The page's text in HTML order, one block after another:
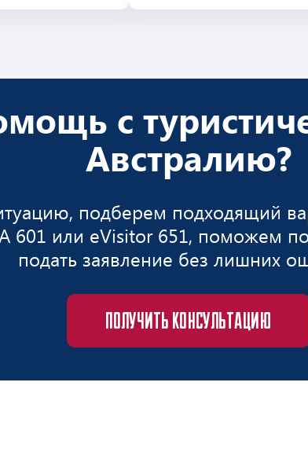
с
Австралию?
подберем подходящий
601 или eVisitor 651, поможем
подать заявление без лишних
ПОЛУЧИТЬ КОНСУЛЬТАЦИЮ